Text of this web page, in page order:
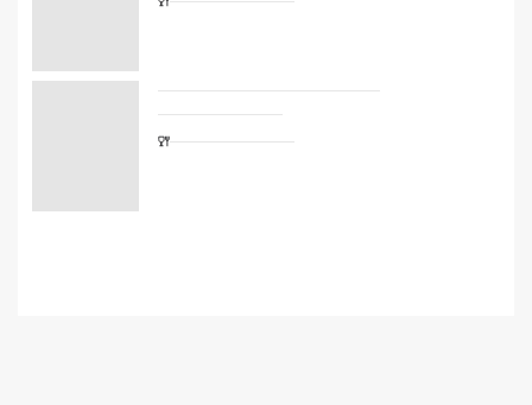
Сетевые отели Египта
Сетевые отели ОАЭ